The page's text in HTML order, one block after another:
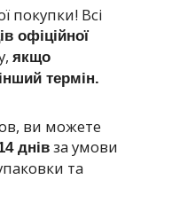
покупки! Всі
офіційної
якщо
термін.
ви можете
днів за умови
та